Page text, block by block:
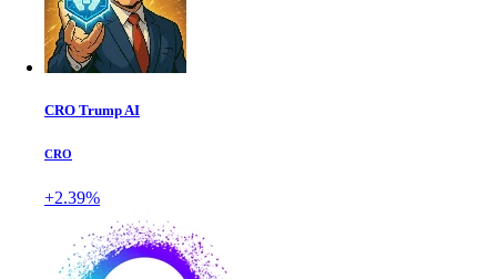
CRO Trump AI
CRO
+2.39%